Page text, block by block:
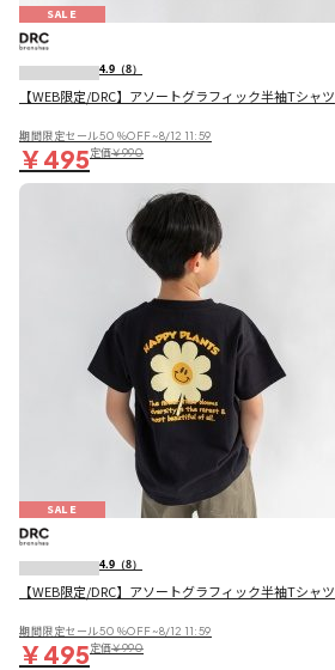
SALE
4.9 （8）
【WEB限定/DRC】アソートグラフィック半袖Tシャツ
期間限定セール50％OFF~8/12 11:59
￥495定価￥990
SALE
4.9 （8）
【WEB限定/DRC】アソートグラフィック半袖Tシャツ
期間限定セール50％OFF~8/12 11:59
￥495定価￥990